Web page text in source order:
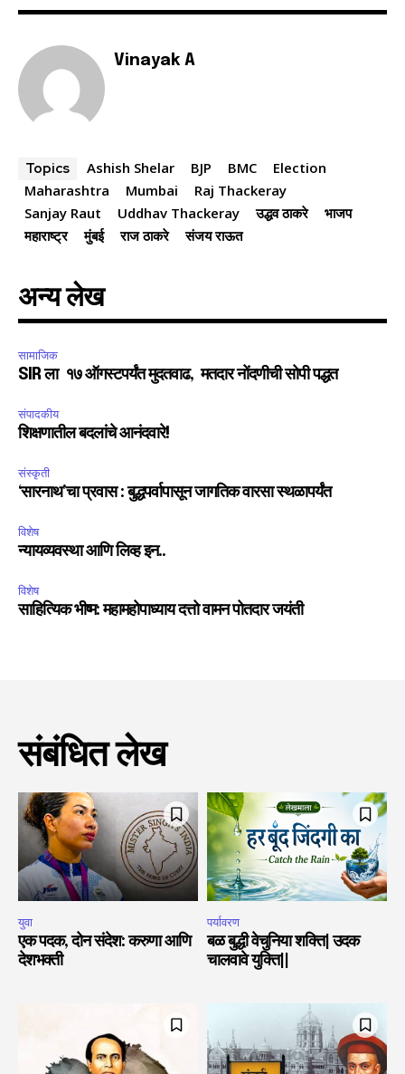
Fans
Vinayak A
Topics Ashish Shelar BJP BMC
Election
Maharashtra
Mumbai
Raj Thackeray
Sanjay Raut
Uddhav Thackeray उद्धव ठाकरे
भाजप
महाराष्ट्र
मुंबई राज ठाकरे संजय राऊत
अन्य लेख
सामाजिक
SIR ला १७ ऑगस्टपर्यंत मुदतवाढ, मतदार नोंदणीची सोपी पद्धत
संपादकीय
शिक्षणातील बदलांचे आनंदवारे!
संस्कृती
‘सारनाथ’चा प्रवास : बुद्धपर्वापासून जागतिक वारसा स्थळापर्यंत
विशेष
न्यायव्यवस्था आणि लिव्ह इन..
विशेष
साहित्यिक भीष्म: महामहोपाध्याय दत्तो वामन पोतदार जयंती
संबंधित लेख
युवा
एक पदक, दोन संदेश: करुणा आणि
देशभक्ती
पर्यावरण
बळ बुद्धी वेचुनिया शक्ति| उदक
चालवावे युक्ति||